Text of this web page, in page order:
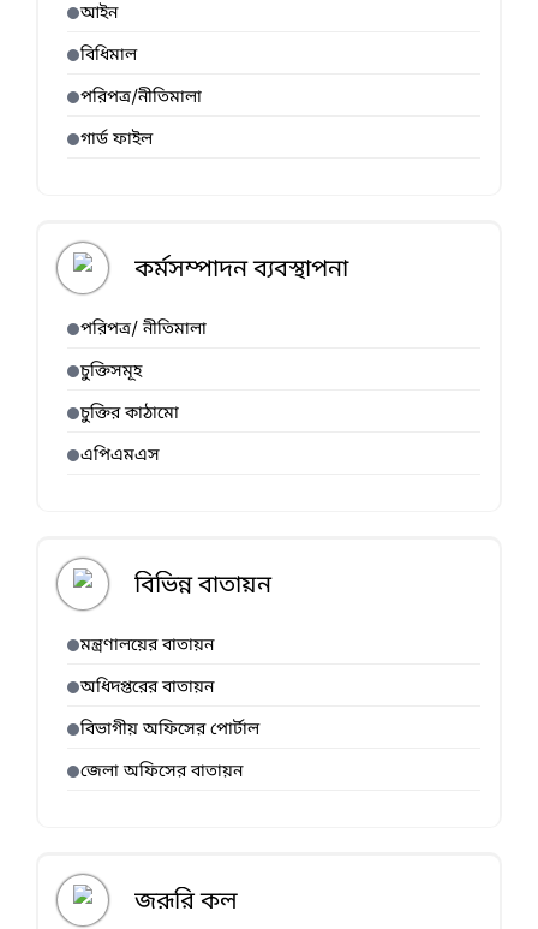
আইন
বিধিমাল
পরিপত্র/নীতিমালা
গার্ড ফাইল
কর্মসম্পাদন ব্যবস্থাপনা
পরিপত্র/ নীতিমালা
চুক্তিসমূহ
চুক্তির কাঠামো
এপিএমএস
বিভিন্ন বাতায়ন
মন্ত্রণালয়ের বাতায়ন
অধিদপ্তরের বাতায়ন
বিভাগীয় অফিসের পোর্টাল
জেলা অফিসের বাতায়ন
জরূরি কল